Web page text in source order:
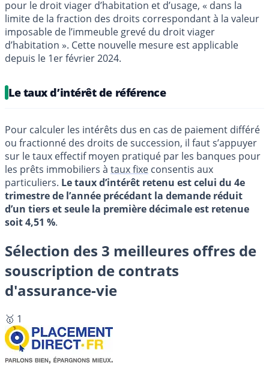
pour le droit viager d’habitation et d’usage, « dans la
limite de la fraction des droits correspondant à la valeur
imposable de l’immeuble grevé du droit viager
d’habitation ». Cette nouvelle mesure est applicable
depuis le 1er février 2024.
Le taux d’intérêt de référence
Pour calculer les intérêts dus en cas de paiement différé
ou fractionné des droits de succession, il faut s’appuyer
sur le taux effectif moyen pratiqué par les banques pour
les prêts immobiliers à taux fixe consentis aux
particuliers. Le taux d’intérêt retenu est celui du 4e
trimestre de l’année précédant la demande réduit
d’un tiers et seule la première décimale est retenue
soit 4,51 %.
Sélection des 3 meilleures offres de
souscription de contrats
d'assurance-vie
🥇 1